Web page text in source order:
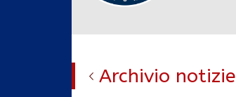
Archivio notizie